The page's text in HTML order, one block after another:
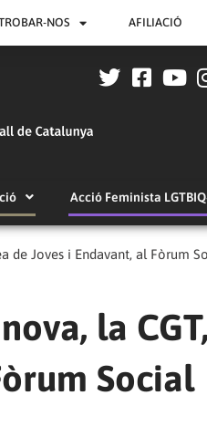
NOS AFILIACIÓ
Acció Feminista
de Joves i Endavant, al Fòrum
la
Social